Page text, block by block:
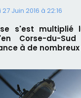
Juin 2016 à 22:16
s'est multiplié
Corse-du-
à de